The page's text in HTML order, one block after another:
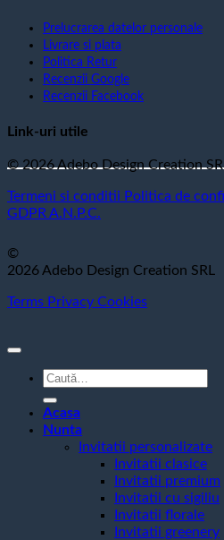
Prelucrarea datelor personale
Livrare si plata
Politica Retur
Recenzii Google
Recenzii Facebook
Link-uri utile
© 2026 Adebo Design Creation
Termeni si conditii Politica de
GDPR A.N.P.C.
©
2026 Adebo Design Creation SRL
Terms Privacy Cookies
Caută
după:
Acasa
Nunta
Invitatii personalizate
Invitatii clasice
Invitatii premium
Invitatii cu sigiliu
Invitatii florale
Invitatii greenery